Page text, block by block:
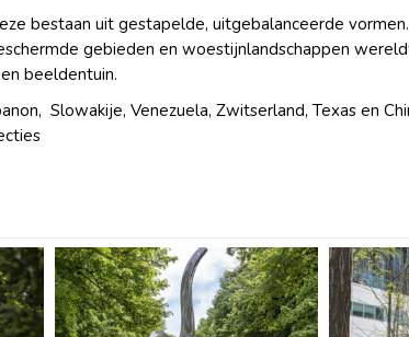
bestaan uit gestapelde, uitgebalanceerde
gebieden en woestijnlandschappen
beeldentuin.
Slowakije, Venezuela, Zwitserland, Texas en